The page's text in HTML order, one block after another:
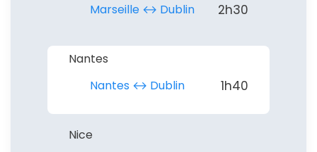
Marseille ↔︎ Dublin
2h30
Nantes
Nantes ↔︎ Dublin
1h40
Nice